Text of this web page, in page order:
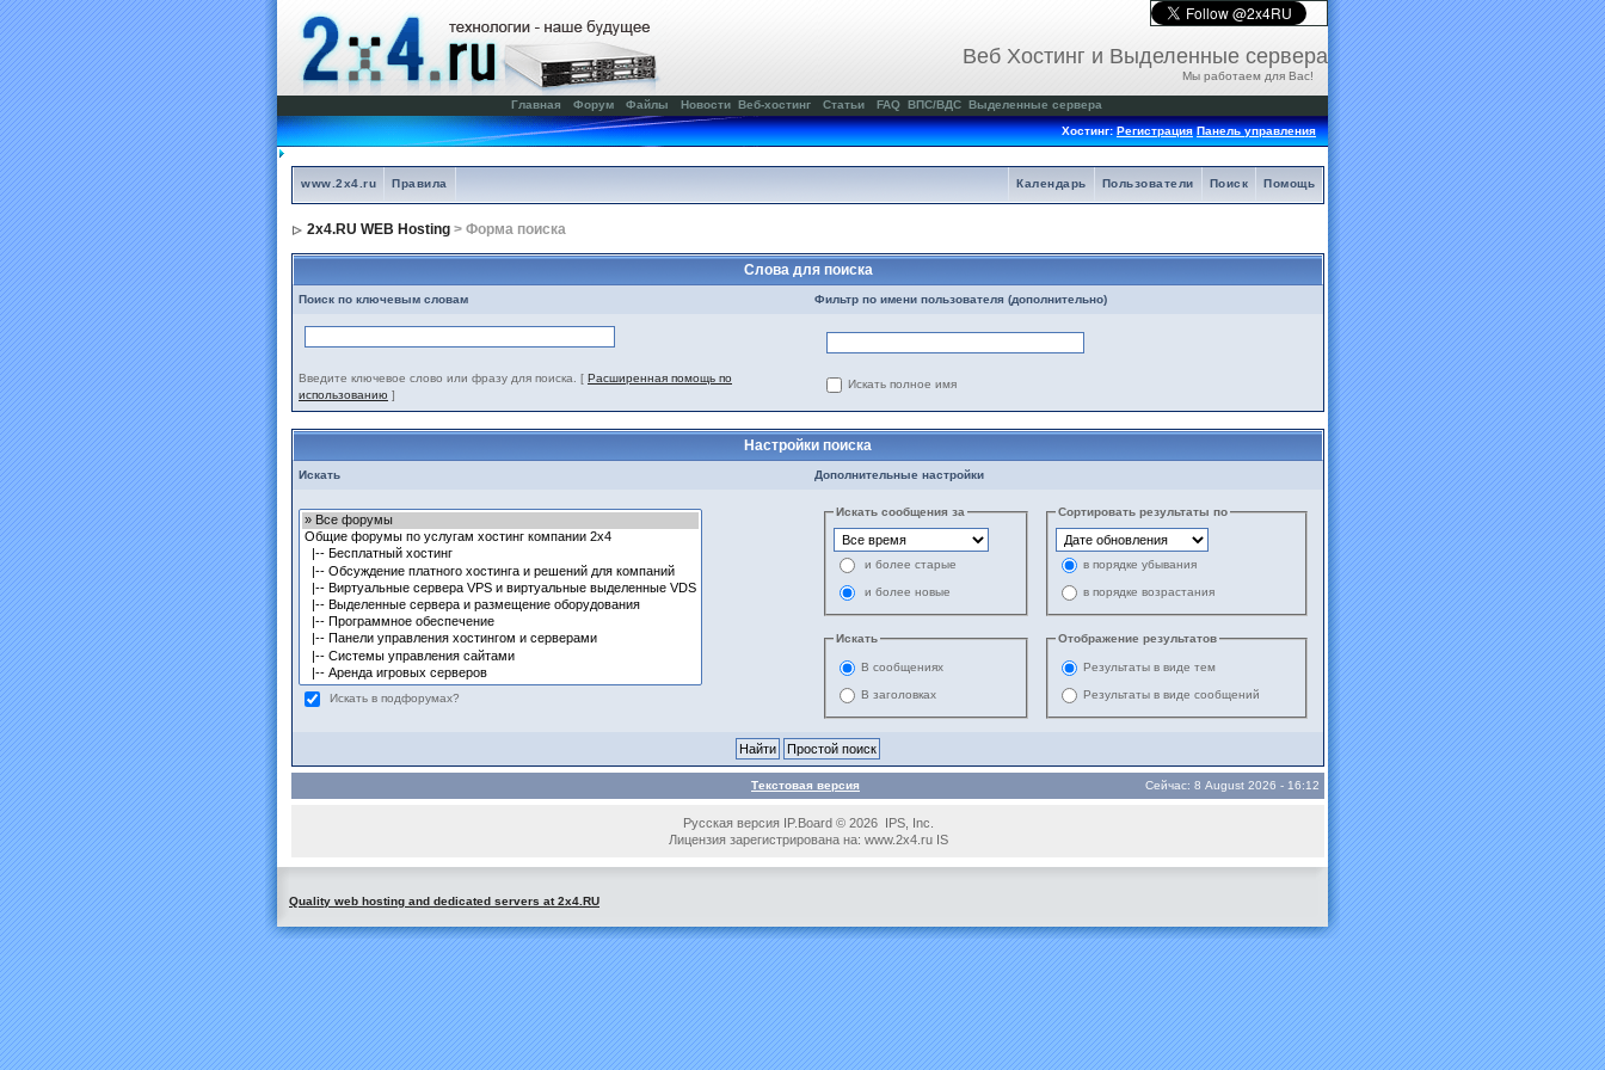
Веб Хостинг и Выделенные сервера
Мы работаем для Вас!
Главная Форум Файлы Новости Веб-хостинг Статьи FAQ ВПС/ВДС Выделенные сервера
Хостинг:Регистрация Панель управления
www.2x4.ru Правила Помощь
Поиск
Пользователи
Календарь
2x4.RU WEB Hosting > Форма поиска
Слова для поиска
Поиск по ключевым словам Фильтр по имени пользователя (дополнительно)
Введите ключевое слово или фразу для поиска. [ Расширенная помощь по
использованию ]
Искать полное имя
Настройки поиска
Искать Дополнительные настройки
Искать в подфорумах?
Искать сообщения за
и более старые
и более новые
Сортировать результаты по
в порядке убывания
в порядке возрастания
Искать
В сообщениях
В заголовках
Отображение результатов
Результаты в виде тем
Результаты в виде сообщений
Текстовая версия Сейчас: 8 August 2026 - 16:12
Русская версия IP.Board © 2026 IPS, Inc.
Лицензия зарегистрирована на: www.2x4.ru IS
Quality web hosting and dedicated servers at 2x4.RU